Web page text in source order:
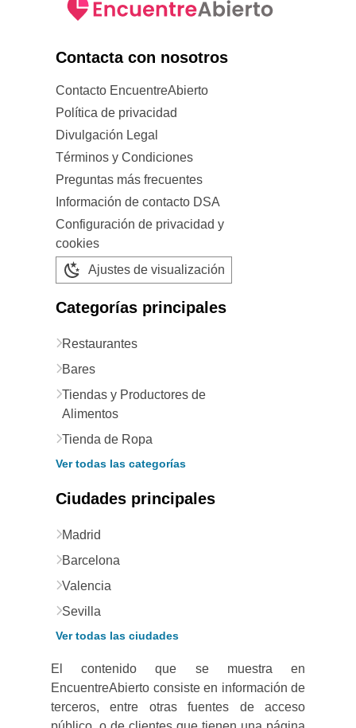
Contacta con nosotros
Contacto EncuentreAbierto
Política de privacidad
Divulgación Legal
Términos y Condiciones
Preguntas más frecuentes
Información de contacto DSA
Configuración de privacidad y
cookies
Ajustes de visualización
Categorías principales
Restaurantes
Bares
Tiendas y Productores de
Alimentos
Tienda de Ropa
Ver todas las categorías
Ciudades principales
Madrid
Barcelona
Valencia
Sevilla
Ver todas las ciudades
El contenido que se muestra en
EncuentreAbierto consiste en información de
terceros, entre otras fuentes de acceso